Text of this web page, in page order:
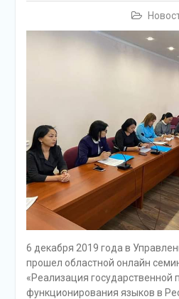
6 декабря 2019 года в
прошел областной онлайн
«Реализация государственной
функционирования языков в